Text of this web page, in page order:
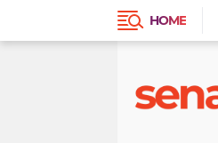
HOME